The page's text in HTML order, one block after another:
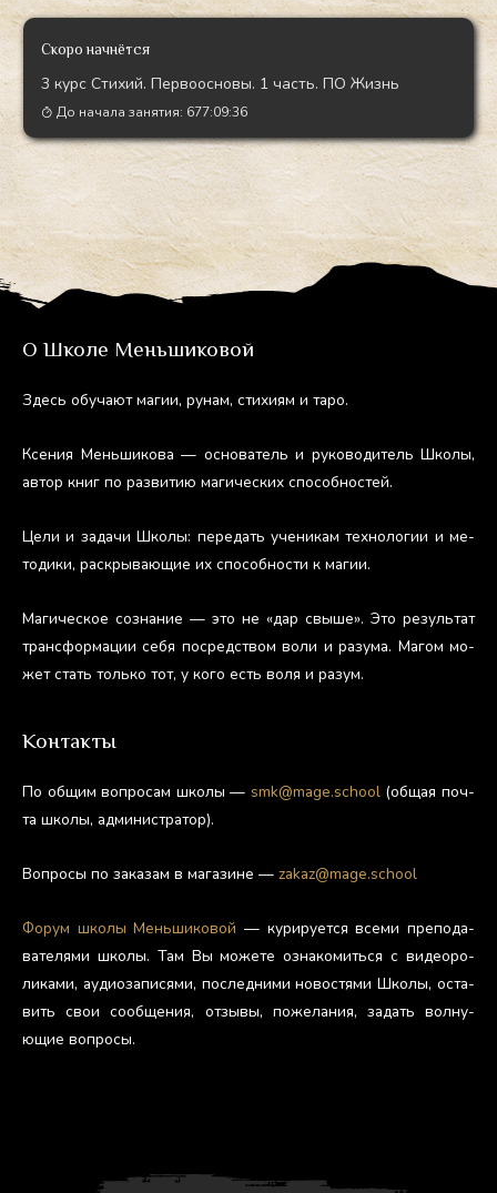
Скоро начнётся
3 курс Стихий. Первоосновы. 1 часть. ПО Жизнь
До начала занятия: 677:09:35
О Школе Меньшиковой
Здесь обу­ча­ют ма­гии, ру­нам, сти­хи­ям и та­ро.
Ксе­ния Мень­ши­кова — ос­но­ватель и ру­ково­дитель Шко­лы,
ав­тор книг по раз­ви­тию ма­гичес­ких спо­соб­ностей.
Це­ли и за­дачи Шко­лы: пе­редать уче­никам тех­но­логии и ме­
тоди­ки, рас­кры­ва­ющие их спо­соб­ности к ма­гии.
Ма­гичес­кое соз­на­ние — это не «дар свы­ше». Это ре­зуль­тат
тран­сфор­ма­ции се­бя пос­редс­твом во­ли и ра­зума. Ма­гом мо­
жет стать толь­ко тот, у ко­го есть во­ля и ра­зум.
Контакты
По об­щим воп­ро­сам шко­лы — smk@mage.school(об­щая поч­
та шко­лы, ад­ми­нис­тра­тор).
Воп­ро­сы по за­казам в ма­гази­не — zakaz@mage.school
Фо­рум шко­лы Мень­ши­ковой — ку­риру­ет­ся все­ми пре­пода­
вате­лями шко­лы. Там Вы мо­жете оз­на­комить­ся с ви­де­оро­
лика­ми, а­уди­оза­пися­ми, пос­ледни­ми но­вос­тя­ми Шко­лы, ос­та­
вить свои со­об­ще­ния, от­зы­вы, по­жела­ния, за­дать вол­ну­
ющие воп­ро­сы.